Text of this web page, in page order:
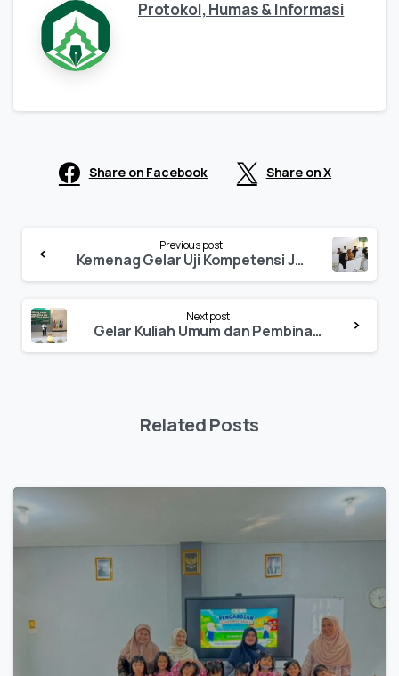
Protokol, Humas & Informasi
Share on Facebook Share on X
Reading
Previous post
Kemenag Gelar Uji Kompetensi Jabatan Pelaksana pada 13 Pegawai IAIN Palopo
Next post
Gelar Kuliah Umum dan Pembinaan ASN, IAIN Palopo Hadirkan Dirjen Pendis dan Direktur Diktis Kemenag RI
Related Posts